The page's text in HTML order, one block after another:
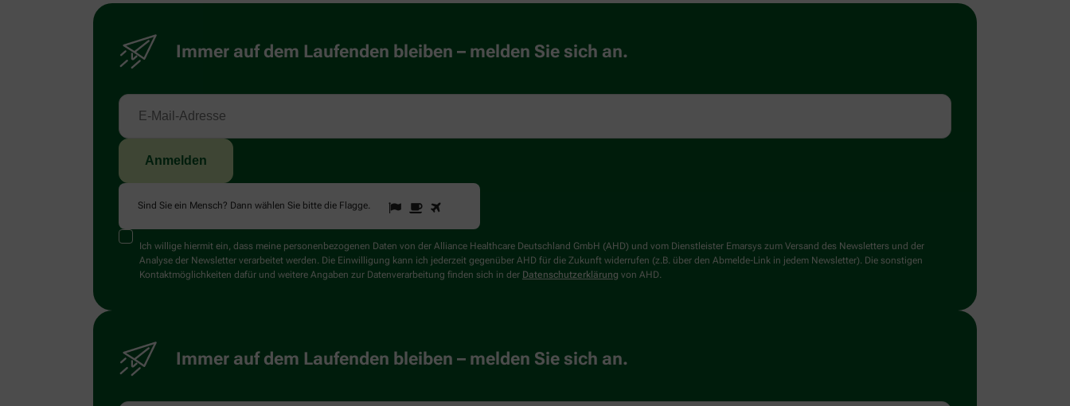
Immer auf dem Laufenden bleiben – melden Sie sich an.
Sind Sie ein Mensch? Dann wählen Sie bitte die Flagge.
Sind
Sie
ein
Mensch?
Dann
wählen
1 2
Ich willige hiermit ein, dass meine personenbezogenen Daten von der Alliance Healthcare Deutschland GmbH (AHD) und vom Dienstleister Emarsys zum Versand des Newsletters und der
Analyse der Newsletter verarbeitet werden. Die Einwilligung kann ich jederzeit gegenüber AHD für die Zukunft widerrufen (z.B. über den Abmelde-Link in jedem Newsletter). Die sonstigen
Kontaktmöglichkeiten dafür und weitere Angaben zur Datenverarbeitung finden sich in der Datenschutzerklärung von AHD.
Immer auf dem Laufenden bleiben – melden Sie sich an.